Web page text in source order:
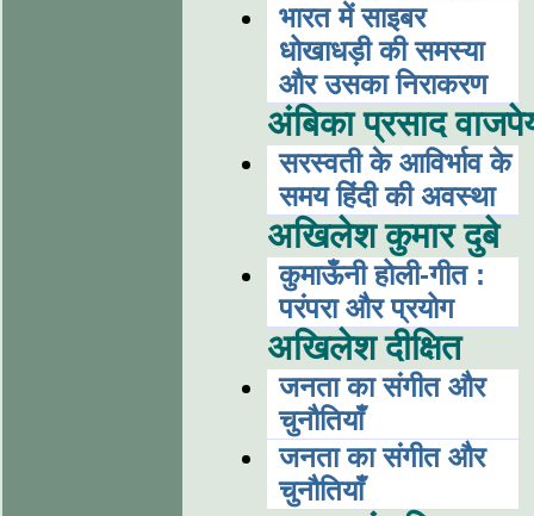
भारत में साइबर
धोखाधड़ी की समस्या
और उसका निराकरण
अंबिका प्रसाद
सरस्वती के आविर्भाव के
समय हिंदी की अवस्था
अखिलेश कुमार दुबे
कुमाऊँनी होली-गीत :
परंपरा और प्रयोग
अखिलेश दीक्षित
जनता का संगीत और
चुनौतियाँ
जनता का संगीत और
चुनौतियाँ